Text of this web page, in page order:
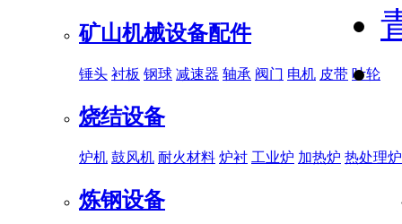
矿山机械设备配件
锤头 衬板 钢球 减速器 轴承 阀门 电机 皮带 叶轮
烧结设备
炉机 鼓风机 耐火材料 炉衬 工业炉 加热炉 热处理炉
炼钢设备